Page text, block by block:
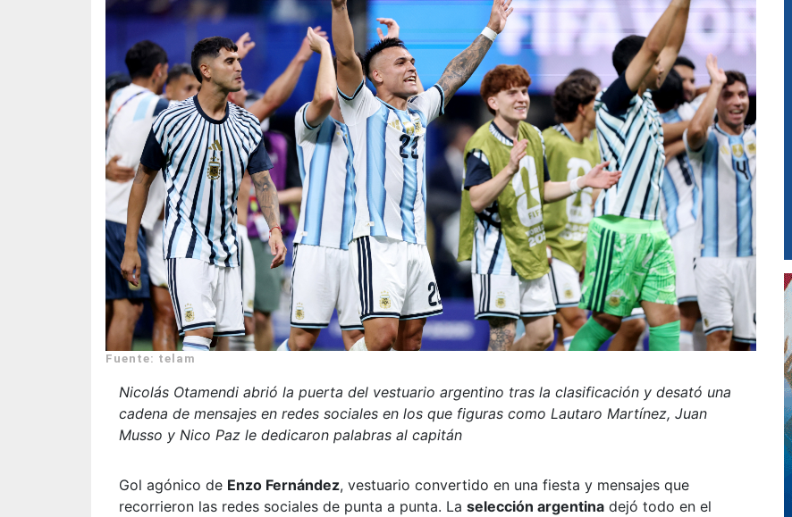
Fuente: telam
Nicolás Otamendi abrió la puerta del vestuario argentino tras la clasificación y desató una
cadena de mensajes en redes sociales en los que figuras como Lautaro Martínez, Juan
Musso y Nico Paz le dedicaron palabras al capitán
Gol agónico de Enzo Fernández, vestuario convertido en una fiesta y mensajes que
recorrieron las redes sociales de punta a punta. La selección argentina dejó todo en el